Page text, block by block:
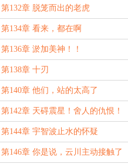
性事件
第132章 脱笼而出的老虎
第134章 看来，都在啊
第136章 淤加美神！！
第138章 十刃
第140章 他们，站的太高了
第142章 天碍震星！舍人的仇恨！
第144章 宇智波止水的怀疑
第146章 你是说，云川主动接触了